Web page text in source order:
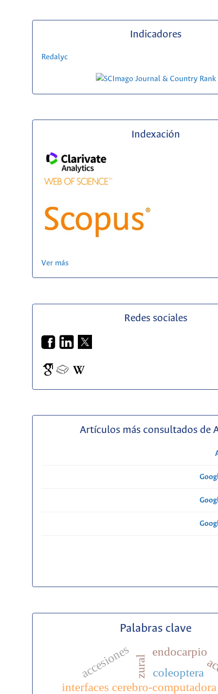
Indicadores
Redalyc
Indexación
Ver más
Redes sociales
Artículos más consultados de
Palabras clave
interfaces cerebro-computadora
zural
accesiones coleoptera
endocarpio